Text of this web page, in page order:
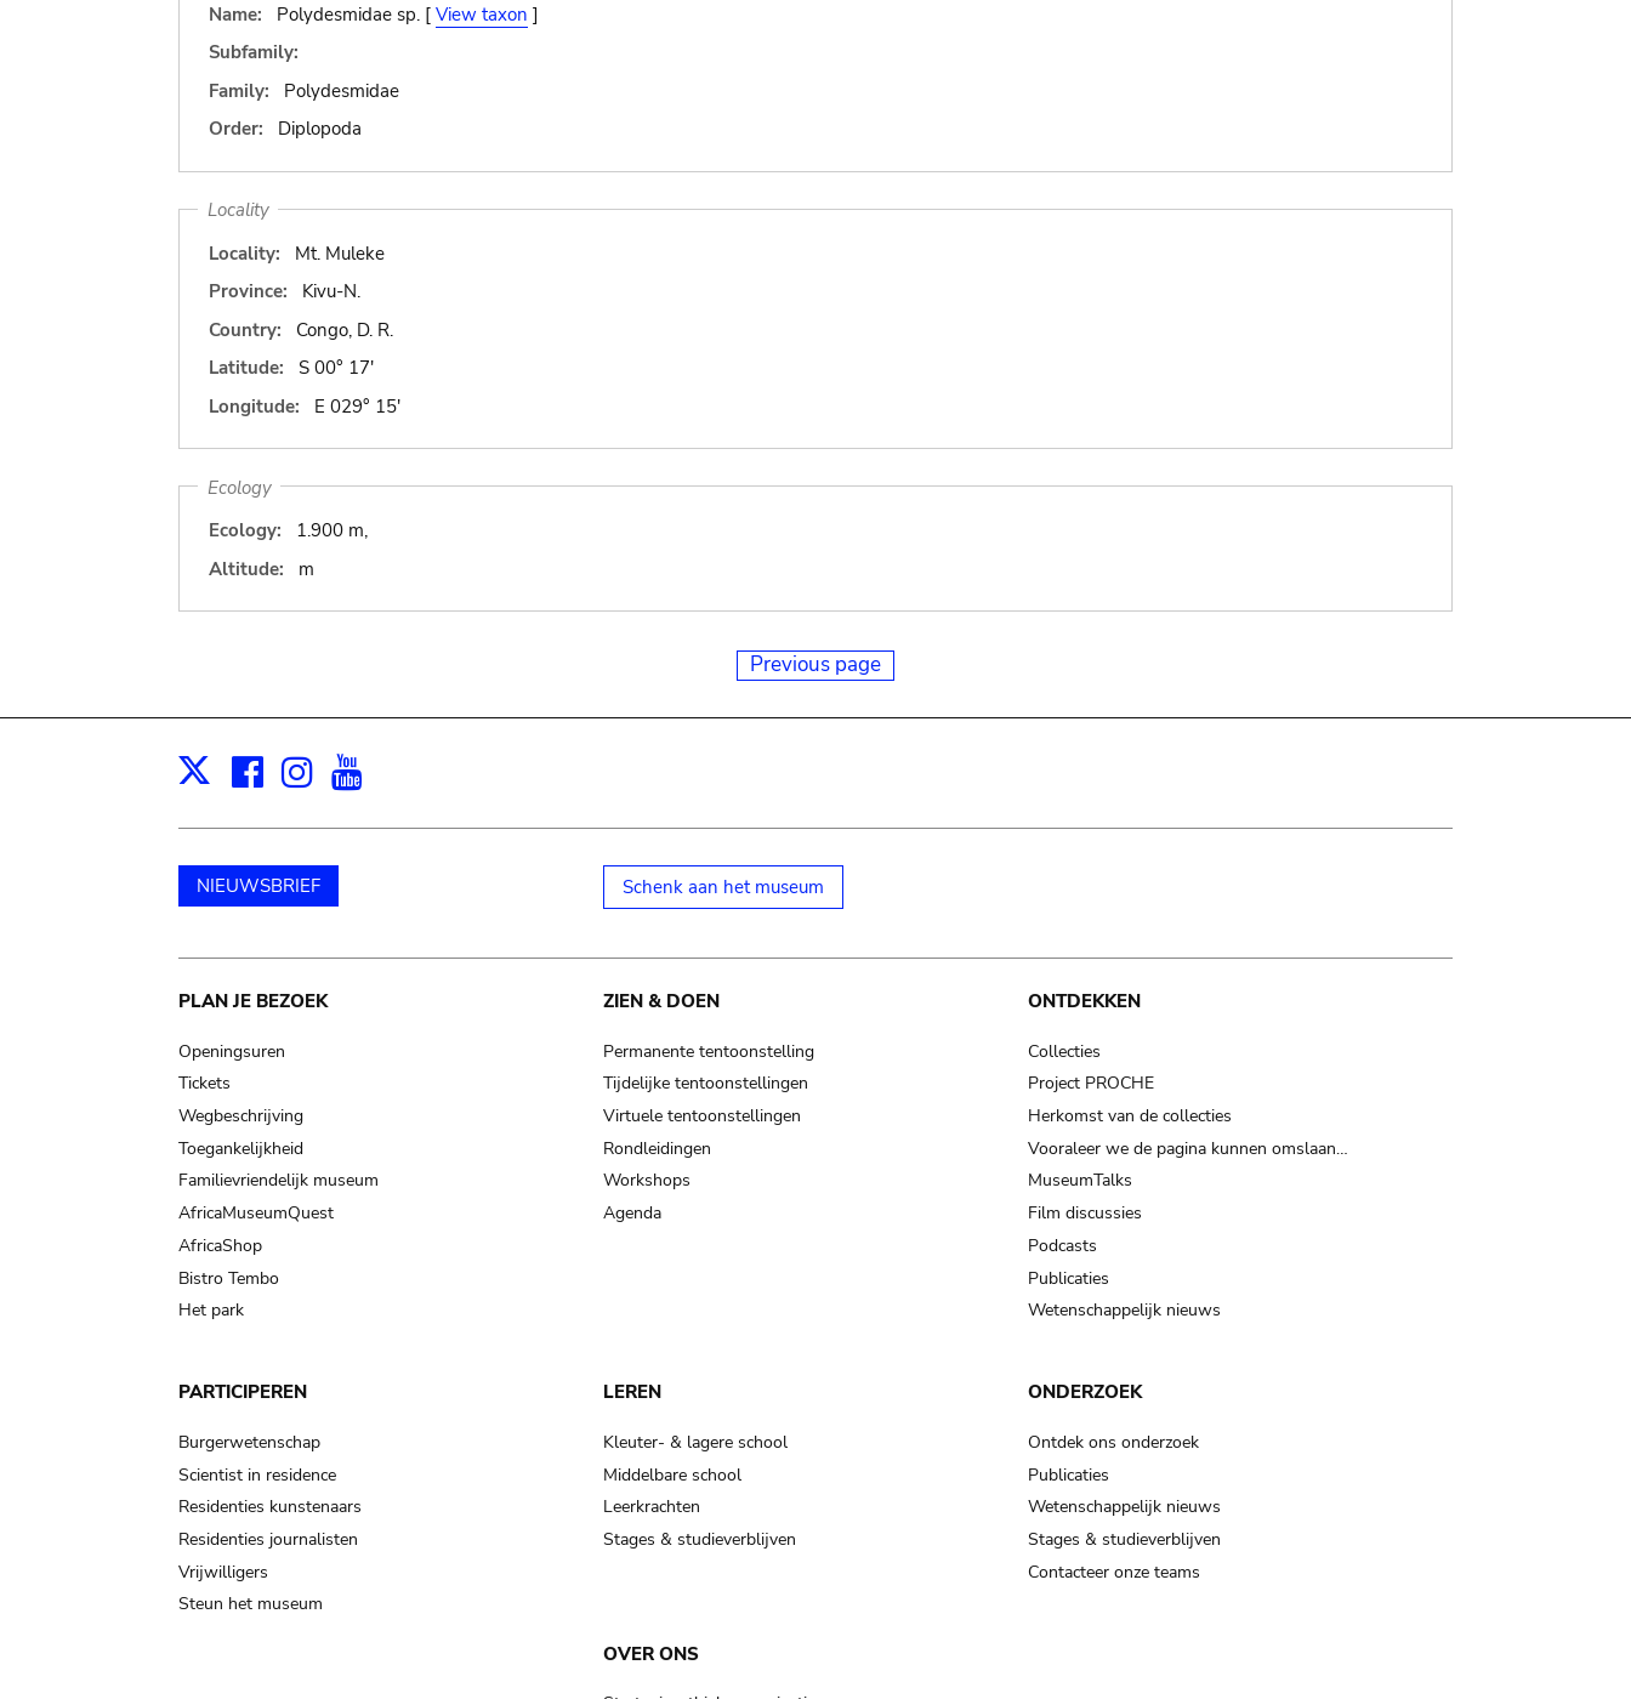
Name:
Polydesmidae sp. [ View taxon ]
Subfamily:
Family:
Polydesmidae
Order:
Diplopoda
Locality
Locality:
Mt. Muleke
Province:
Kivu-N.
Country:
Congo, D. R.
Latitude:
S 00° 17'
Longitude:
E 029° 15'
Ecology
Ecology:
1.900 m,
Altitude:
m
Previous page
X Facebook
Instagram
NIEUWSBRIEF Schenk aan het museum
Main
navigation
PLAN JE BEZOEK
Openingsuren
Tickets
Wegbeschrijving
Toegankelijkheid
Familievriendelijk museum
AfricaMuseumQuest
AfricaShop
Bistro Tembo
Het park
ZIEN & DOEN
Permanente tentoonstelling
Tijdelijke tentoonstellingen
Virtuele tentoonstellingen
Rondleidingen
Workshops
Agenda
ONTDEKKEN
Collecties
Project PROCHE
Herkomst van de collecties
Vooraleer we de pagina kunnen omslaan…
MuseumTalks
Film discussies
Podcasts
Publicaties
Wetenschappelijk nieuws
PARTICIPEREN
Burgerwetenschap
Scientist in residence
Residenties kunstenaars
Residenties journalisten
Vrijwilligers
Steun het museum
LEREN
Kleuter- & lagere school
Middelbare school
Leerkrachten
Stages & studieverblijven
ONDERZOEK
Ontdek ons onderzoek
Publicaties
Wetenschappelijk nieuws
Stages & studieverblijven
Contacteer onze teams
OVER ONS